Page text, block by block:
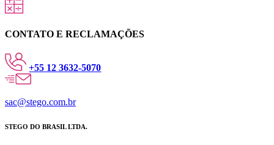
CONTATO E RECLAMAÇÕES
+55 12 3632-5070
sac@stego.com.br
STEGO DO BRASIL LTDA.